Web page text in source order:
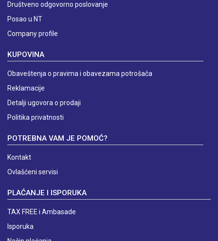
Društveno odgovorno poslovanje
Posao u NT
Company profile
KUPOVINA
Obaveštenja o pravima i obavezama potrošača
Reklamacije
Detalji ugovora o prodaji
Politika privatnosti
POTREBNA VAM JE POMOĆ?
Kontakt
Ovlašćeni servisi
PLAĆANJE I ISPORUKA
TAX FREE i Ambasade
Isporuka